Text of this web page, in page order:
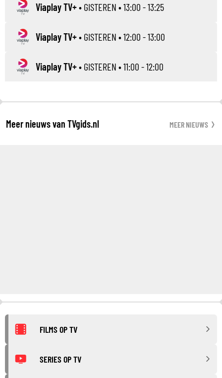
Viaplay TV+• GISTEREN • 13:00 - 13:25
Viaplay TV+• GISTEREN • 12:00 - 13:00
Viaplay TV+• GISTEREN • 11:00 - 12:00
Meer nieuws van TVgids.nl MEER NIEUWS
FILMS OP TV
SERIES OP TV